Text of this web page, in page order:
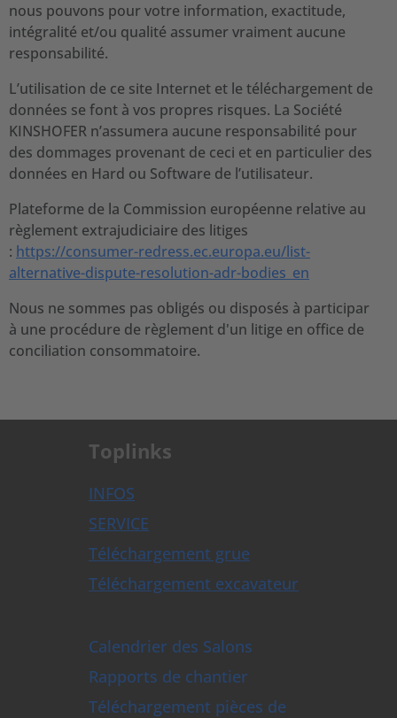
nous pouvons pour votre information, exactitude,
intégralité et/ou qualité assumer vraiment aucune
responsabilité.
L’utilisation de ce site Internet et le téléchargement de
données se font à vos propres risques. La Société
KINSHOFER n’assumera aucune responsabilité pour
des dommages provenant de ceci et en particulier des
données en Hard ou Software de l’utilisateur.
Plateforme de la Commission européenne relative au
règlement extrajudiciaire des litiges
: https://consumer-redress.ec.europa.eu/list-
alternative-dispute-resolution-adr-bodies_en
Nous ne sommes pas obligés ou disposés à participar
à une procédure de règlement d'un litige en office de
conciliation consommatoire.
Toplinks
INFOS
SERVICE
Téléchargement grue
Téléchargement excavateur
Calendrier des Salons
Rapports de chantier
Téléchargement pièces de